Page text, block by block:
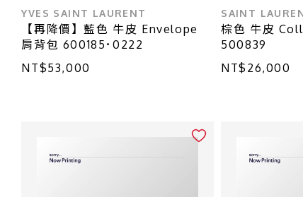
YVES SAINT LAURENT
【再降價】藍色 牛皮 Envelope
肩背包 600185･0222
NT$53,000
SAINT
棕色 牛皮
500839
NT$26,000